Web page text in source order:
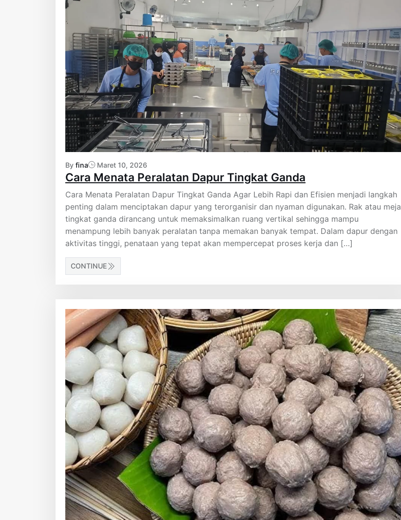
By fina Maret 10, 2026
Cara Menata Peralatan Dapur Tingkat Ganda
Cara Menata Peralatan Dapur Tingkat Ganda Agar Lebih Rapi dan Efisien menjadi langkah
penting dalam menciptakan dapur yang terorganisir dan nyaman digunakan. Rak atau meja
tingkat ganda dirancang untuk memaksimalkan ruang vertikal sehingga mampu
menampung lebih banyak peralatan tanpa memakan banyak tempat. Dalam dapur dengan
aktivitas tinggi, penataan yang tepat akan mempercepat proses kerja dan […]
CONTINUE